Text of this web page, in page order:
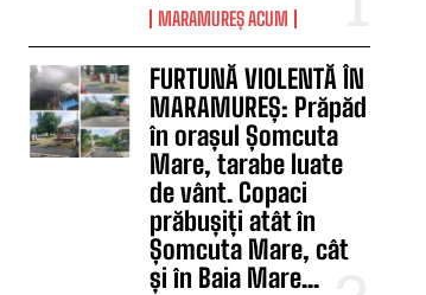
MARAMUREȘ ACUM
FURTUNĂ VIOLENTĂ ÎN
MARAMUREȘ: Prăpăd
în orașul Șomcuta
Mare, tarabe luate
de vânt. Copaci
prăbușiți atât în
Șomcuta Mare, cât
și în Baia Mare...